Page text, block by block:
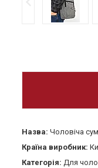
Назва: Чоловіча
Країна виробник:
Категорія: Для